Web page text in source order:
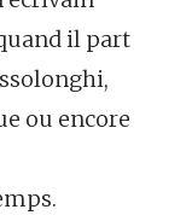
il part
ou encore